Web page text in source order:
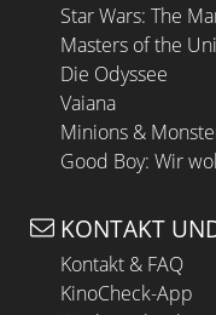
Star Wars: The
Masters of the
Die Odyssee
Vaiana
Minions &
Good Boy: Wir
KONTAKT
Kontakt & FAQ
KinoCheck-App